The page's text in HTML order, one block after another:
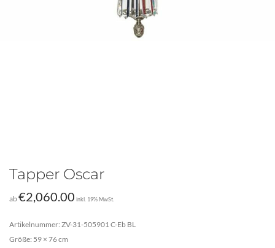
Tapper Oscar
ab€2,060.00 inkl. 19% MwSt.
Artikelnummer: ZV-31-505901 C-Eb BL
Größe: 59 × 76 cm